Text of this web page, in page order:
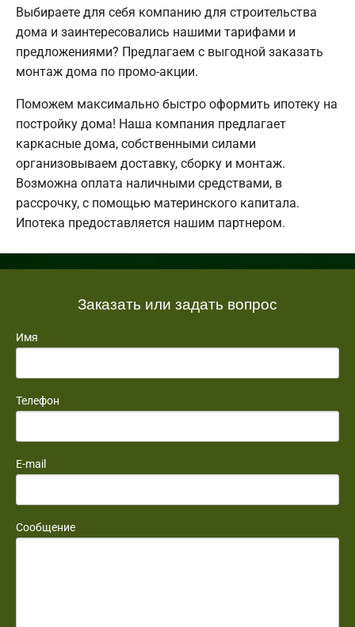
Выбираете для себя компанию для строительства
дома и заинтересовались нашими тарифами и
предложениями? Предлагаем с выгодной заказать
монтаж дома по промо-акции.
Поможем максимально быстро оформить ипотеку на
постройку дома! Наша компания предлагает
каркасные дома, собственными силами
организовываем доставку, сборку и монтаж.
Возможна оплата наличными средствами, в
рассрочку, с помощью материнского капитала.
Ипотека предоставляется нашим партнером.
Заказать или задать вопрос
Имя
Телефон
E-mail
Сообщение